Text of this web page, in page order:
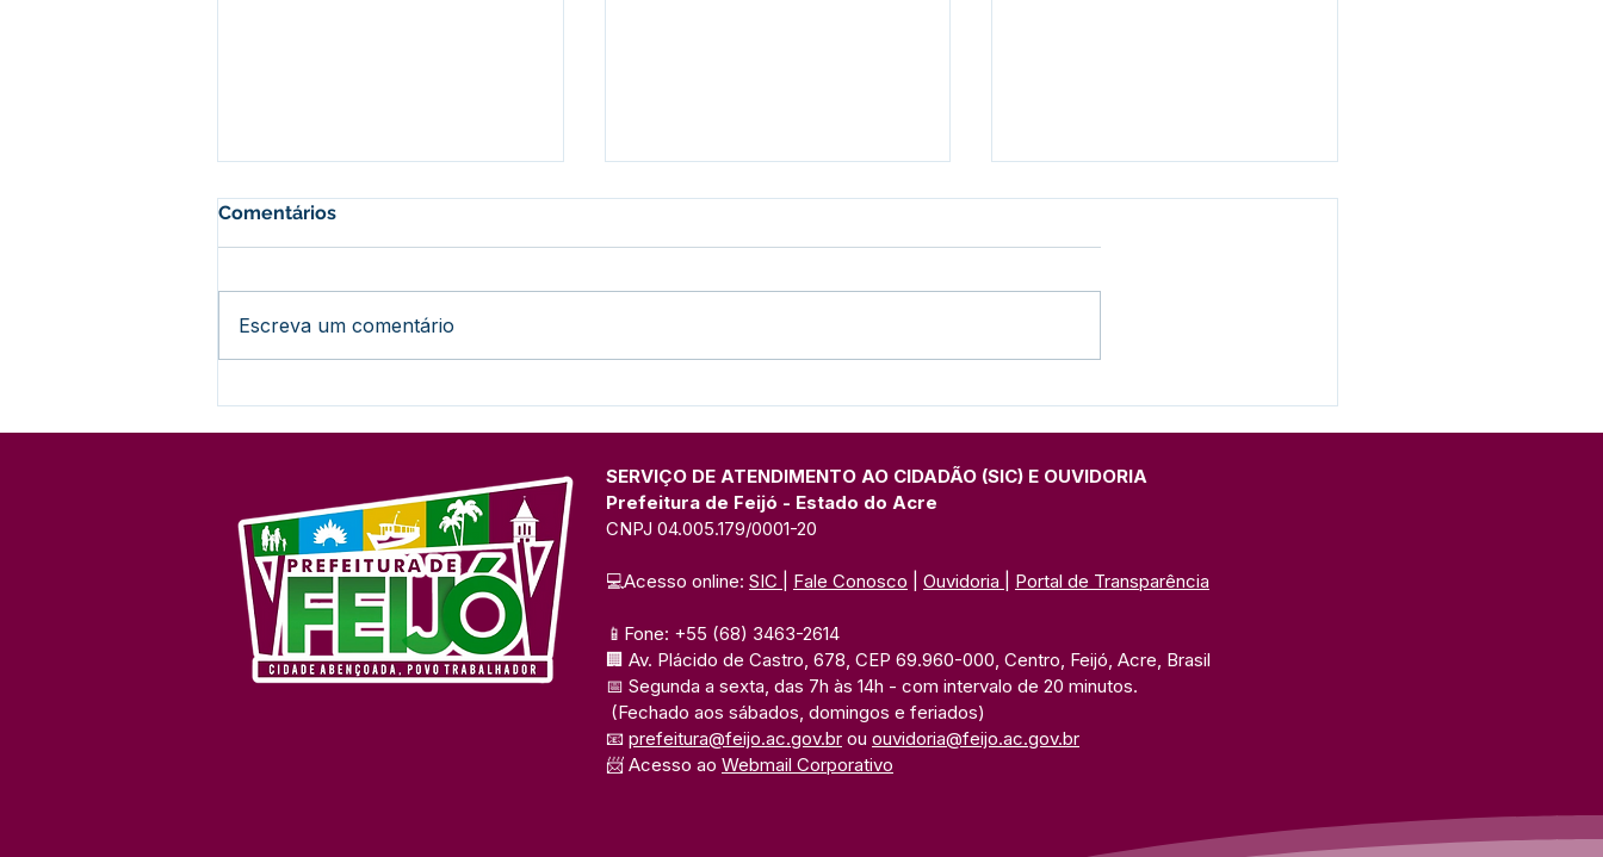
Meio Ambiente
incêndios florestais
importância das mudas
Comentários
Escreva um comentário
SERVIÇO DE ATENDIMENTO AO CIDADÃO (SIC) E OUVIDORIA
Prefeitura de Feijó - Estado do Acre
CNPJ 04.005.179/0001-20
💻Acesso online: SIC Fale Conosco Ouvidoria Portal de Transparência
📱Fone: +55 (68) 3463-2614
🏢 Av. Plácido de Castro, 678, CEP 69.960-000, Centro, Feijó, Acre, Brasil
📅 Segunda a sexta, das 7h às 14h - com intervalo de 20 minutos.
(Fechado aos sábados, domingos e feriados)
📧 prefeitura@feijo.ac.gov.br ou ouvidoria@feijo.ac.gov.br
📨 Acesso ao Webmail Corporativo